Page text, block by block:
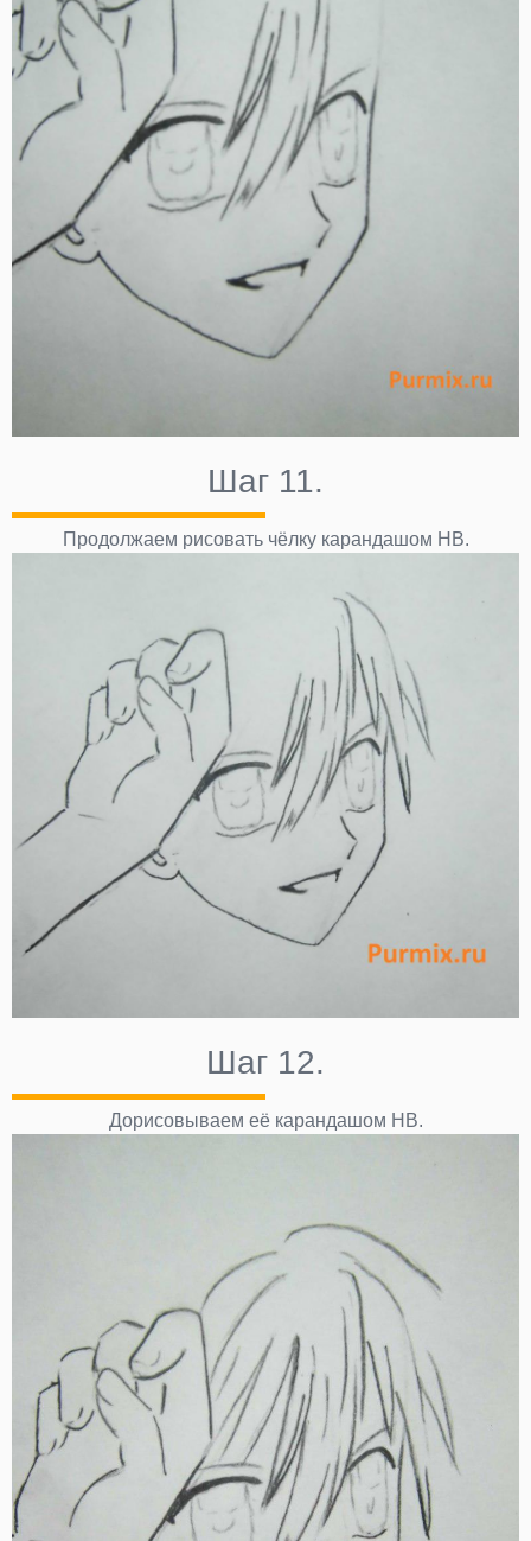
Шаг 11.
Продолжаем рисовать чёлку карандашом НВ.
Шаг 12.
Дорисовываем её карандашом НВ.